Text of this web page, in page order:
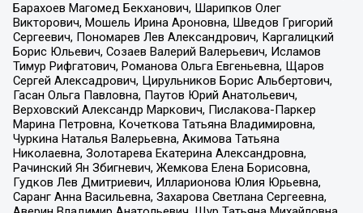
Барахоев Магомед Бекханович, Шарипков Олег
Викторович, Мошель Ирина Ароновна, Шведов Григорий
Сергеевич, Пономарев Лев Александрович, Каргалицкий
Борис Юльевич, Созаев Валерий Валерьевич, Исламов
Тимур Рифгатович, Романова Ольга Евгеньевна, Щаров
Сергей Алексадрович, Цирульников Борис Альбертович,
Гасан Ольга Павловна, Паутов Юрий Анатольевич,
Верховский Александр Маркович, Пислакова-Паркер
Марина Петровна, Кочеткова Татьяна Владимировна,
Чуркина Наталья Валерьевна, Акимова Татьяна
Николаевна, Золотарева Екатерина Александровна,
Рачинский Ян Збигневич, Жемкова Елена Борисовна,
Гудков Лев Дмитриевич, Илларионова Юлия Юрьевна,
Саранг Анна Васильевна, Захарова Светлана Сергеевна,